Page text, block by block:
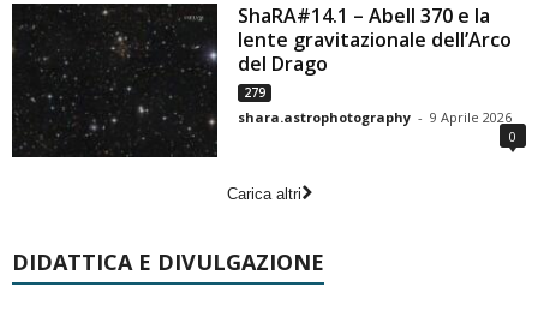
ShaRA#14.1 – Abell 370 e la
lente gravitazionale dell’Arco
del Drago
279
shara.astrophotography - 9 Aprile 2026
0
Carica altri
DIDATTICA E DIVULGAZIONE